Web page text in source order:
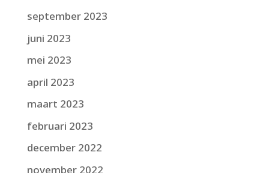
september 2023
juni 2023
mei 2023
april 2023
maart 2023
februari 2023
december 2022
november 2022